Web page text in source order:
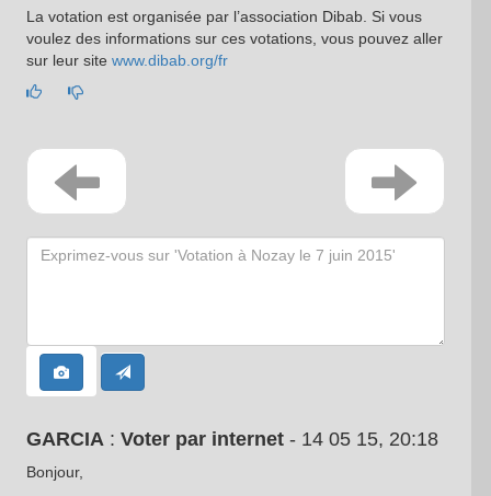
La votation est organisée par l’association Dibab. Si vous
voulez des informations sur ces votations, vous pouvez aller
sur leur site www.dibab.org/fr
GARCIA: Voter par internet- 14 05 15, 20:18
Bonjour,